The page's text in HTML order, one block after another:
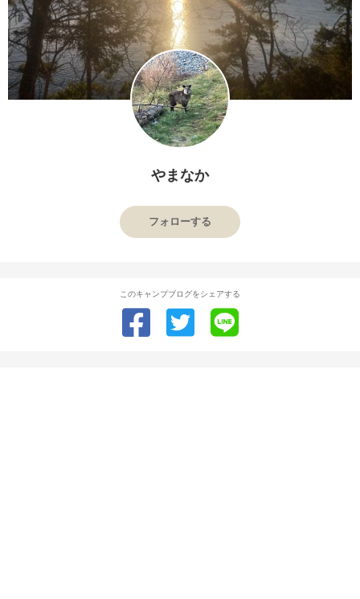
やまなか
フォローする
このキャンプブログをシェアする